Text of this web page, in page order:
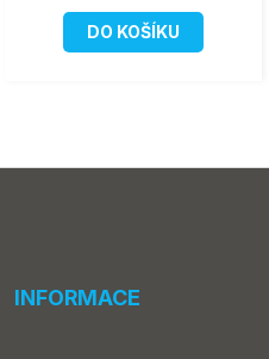
DO KOŠÍKU
INFORMACE